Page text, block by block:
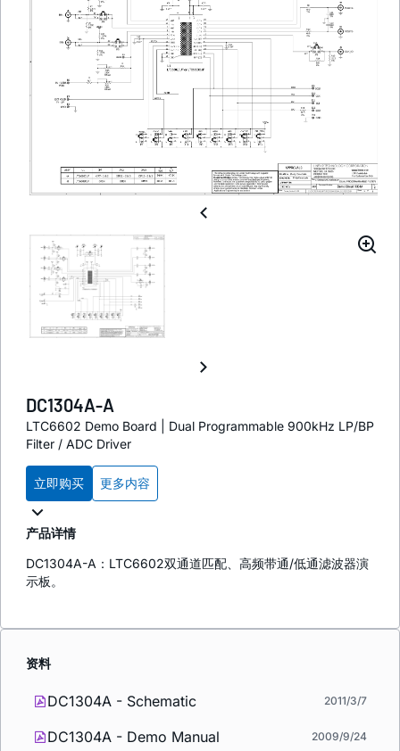
DC1304A-A
LTC6602 Demo Board | Dual Programmable 900kHz LP/BP
Filter / ADC Driver
立即购买 更多内容
产品详情
DC1304A-A：LTC6602双通道匹配、高频带通/低通滤波器演
示板。
资料
DC1304A - Schematic 2011/3/7
DC1304A - Demo Manual 2009/9/24